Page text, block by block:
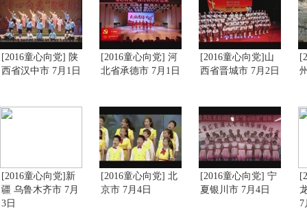
[2016童心向党] 陕
西省汉中市 7月1日
[2016童心向党] 河
北省承德市 7月1日
[2016童心向党]山
西省晋城市 7月2日
[2016童心向党]新
疆 乌鲁木齐市 7月
3日
[2016童心向党] 北
京市 7月4日
[2016童心向党] 宁
夏银川市 7月4日
7